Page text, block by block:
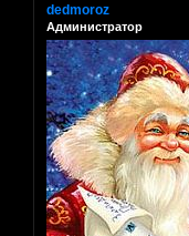
dedmoroz
Администратор